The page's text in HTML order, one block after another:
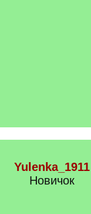
Yulenka_1911
Новичок